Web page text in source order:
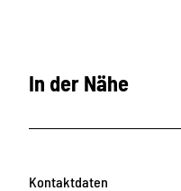
In der Nähe
Kontaktdaten